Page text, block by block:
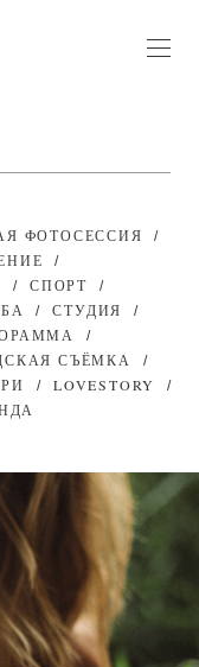
ФОТОСЕССИЯ
СПОРТ
СТУДИЯ
СЪЁМКА
LOVESTORY